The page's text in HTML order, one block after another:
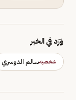
وَرَد في الخبر
شخصيةسالم الدوسري